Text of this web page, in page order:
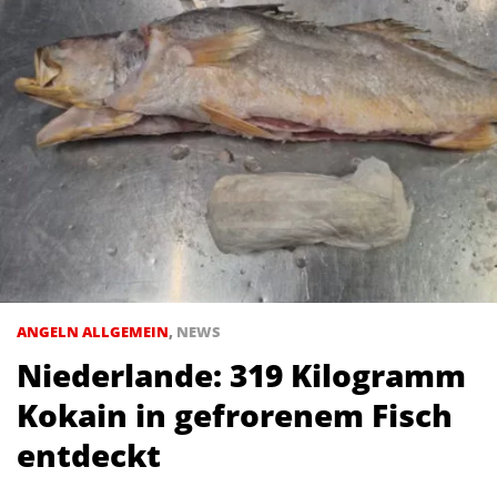
ANGELN ALLGEMEIN, NEWS
Niederlande: 319 Kilogramm
Kokain in gefrorenem Fisch
entdeckt